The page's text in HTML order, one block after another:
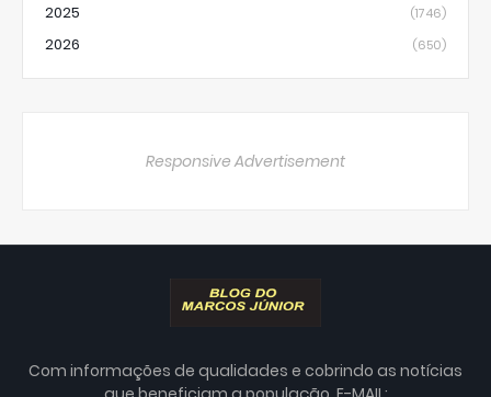
2025 (1746)
2026 (650)
Responsive Advertisement
Com informações de qualidades e cobrindo as notícias